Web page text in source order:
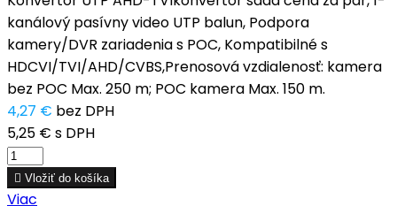
kanálový pasívny video UTP balun, Podpora
kamery/DVR zariadenia s POC, Kompatibilné s
HDCVI/TVI/AHD/CVBS,Prenosová vzdialenosť: kamera
bez POC Max. 250 m; POC kamera Max. 150 m.
4,27 € bez DPH
5,25 € s DPH
 Vložiť do košíka
Viac